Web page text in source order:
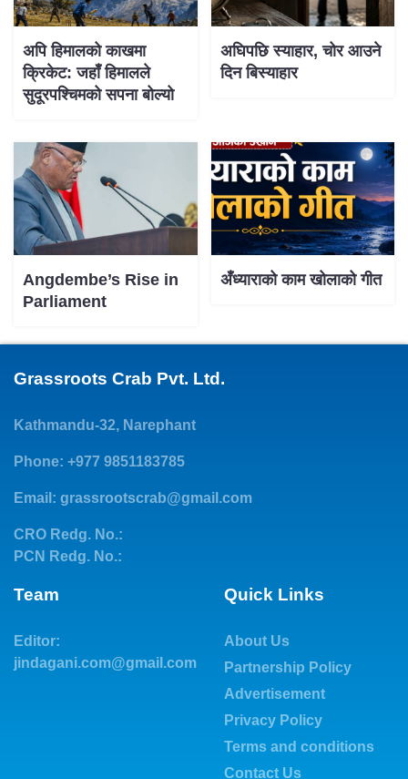
अपि हिमालको काखमा
क्रिकेट: जहाँ हिमालले
सुदूरपश्चिमको सपना बोल्यो
अघिपछि स्याहार, चोर आउने
दिन बिस्याहार
Angdembe’s Rise in
Parliament
अँध्याराको काम खोलाको गीत
Grassroots Crab Pvt. Ltd.
Kathmandu-32, Narephant
Phone: +977 9851183785
Email: grassrootscrab@gmail.com
CRO Redg. No.:
PCN Redg. No.:
Team
Editor:
jindagani.com@gmail.com
Quick Links
About Us
Partnership Policy
Advertisement
Privacy Policy
Terms and conditions
Contact Us